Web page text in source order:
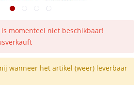
momenteel niet beschikbaar!
wanneer het artikel (weer) leverbaar